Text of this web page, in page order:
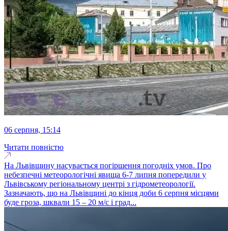
06 серпня, 15:14
Читати повністю
На Львівщину насувається погіршення погодніх умов. Про
небезпечні метеорологічні явища 6-7 липня попередили у
Львівському регіональному центрі з гідрометеорології.
Зазначають, що на Львівщині до кінця доби 6 серпня місцями
буде гроза, шквали 15 – 20 м/с і град...